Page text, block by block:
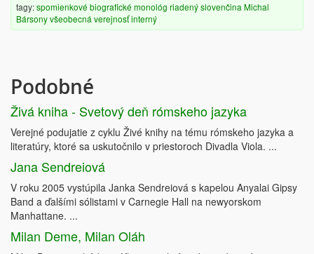
tagy:spomienkové biografické monológ riadenýslovenčina Michal
Bársonyvšeobecná verejnosťinterný
Podobné
Živá kniha - Svetový deň rómskeho jazyka
Verejné podujatie z cyklu Živé knihy na tému rómskeho jazyka a
literatúry, ktoré sa uskutočnilo v priestoroch Divadla Viola. ...
Jana Sendreiová
V roku 2005 vystúpila Janka Sendreiová s kapelou Anyalai Gipsy
Band a ďalšími sólistami v Carnegie Hall na newyorskom
Manhattane. ...
Milan Deme, Milan Oláh